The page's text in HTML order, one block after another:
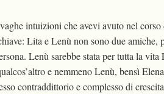
intuizioni che avevi avuto nel
Lita e Lenù non sono due amiche,
Lenù sarebbe stata per tutta la
e nemmeno Lenù, bensì
contraddittorio e complesso di